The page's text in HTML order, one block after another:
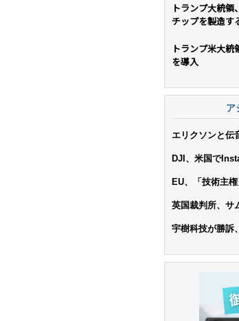
トランプ大統
チップを製造す
トランプ米大
を導入
ア
エリクソンと伝
DJI、米国で
EU、「技術主
英国裁判所、サ
宇樹科技が勝訴